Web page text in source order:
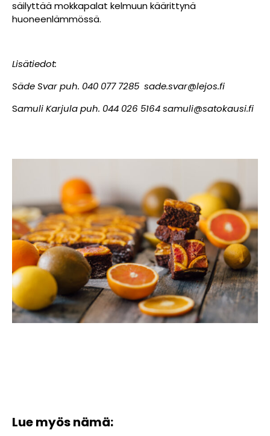
säilyttää mokkapalat kelmuun käärittynä
huoneenlämmössä.
Lisätiedot:
Säde Svar puh. 040 077 7285 sade.svar@lejos.fi
Samuli Karjula puh. 044 026 5164samuli@satokausi.fi
Lue myös nämä: